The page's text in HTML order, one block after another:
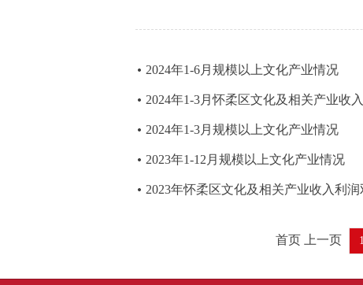
2024年1-6月规模以上文化产业情况
2024年1-3月怀柔区文化及相关产业收
2024年1-3月规模以上文化产业情况
2023年1-12月规模以上文化产业情况
2023年怀柔区文化及相关产业收入利润
首页 上一页 1